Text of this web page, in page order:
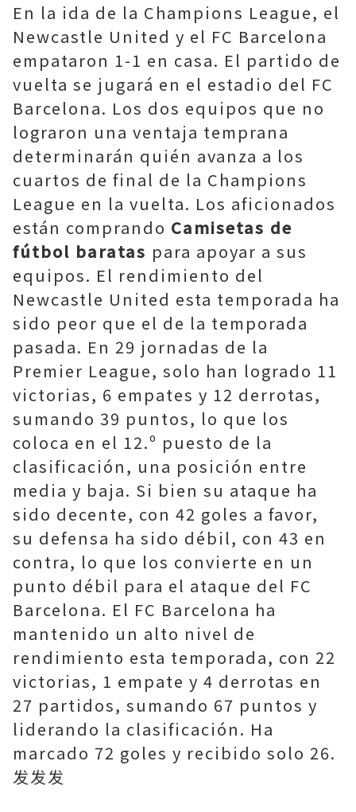
En la ida de la Champions League, el
Newcastle United y el FC Barcelona
empataron 1-1 en casa. El partido de
vuelta se jugará en el estadio del FC
Barcelona. Los dos equipos que no
lograron una ventaja temprana
determinarán quién avanza a los
cuartos de final de la Champions
League en la vuelta. Los aficionados
están comprando Camisetas de
fútbol baratas para apoyar a sus
equipos. El rendimiento del
Newcastle United esta temporada ha
sido peor que el de la temporada
pasada. En 29 jornadas de la
Premier League, solo han logrado 11
victorias, 6 empates y 12 derrotas,
sumando 39 puntos, lo que los
coloca en el 12.º puesto de la
clasificación, una posición entre
media y baja. Si bien su ataque ha
sido decente, con 42 goles a favor,
su defensa ha sido débil, con 43 en
contra, lo que los convierte en un
punto débil para el ataque del FC
Barcelona. El FC Barcelona ha
mantenido un alto nivel de
rendimiento esta temporada, con 22
victorias, 1 empate y 4 derrotas en
27 partidos, sumando 67 puntos y
liderando la clasificación. Ha
marcado 72 goles y recibido solo 26.
发发发